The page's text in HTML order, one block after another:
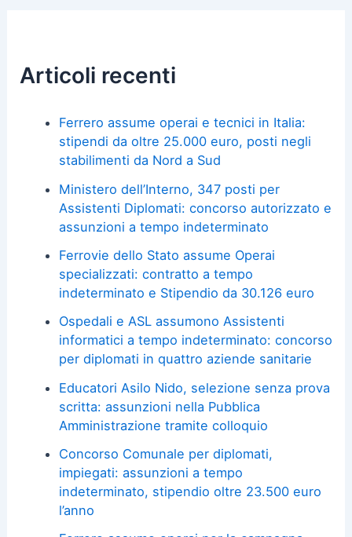
Articoli recenti
Ferrero assume operai e tecnici in Italia:
stipendi da oltre 25.000 euro, posti negli
stabilimenti da Nord a Sud
Ministero dell’Interno, 347 posti per
Assistenti Diplomati: concorso autorizzato e
assunzioni a tempo indeterminato
Ferrovie dello Stato assume Operai
specializzati: contratto a tempo
indeterminato e Stipendio da 30.126 euro
Ospedali e ASL assumono Assistenti
informatici a tempo indeterminato: concorso
per diplomati in quattro aziende sanitarie
Educatori Asilo Nido, selezione senza prova
scritta: assunzioni nella Pubblica
Amministrazione tramite colloquio
Concorso Comunale per diplomati,
impiegati: assunzioni a tempo
indeterminato, stipendio oltre 23.500 euro
l’anno